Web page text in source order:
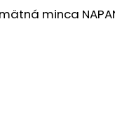
minca